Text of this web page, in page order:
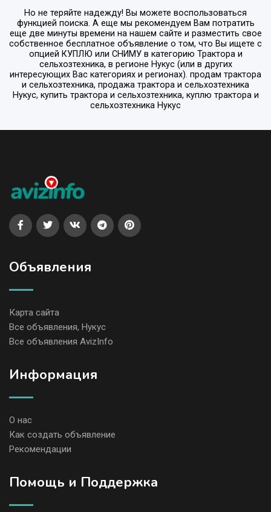
Но не теряйте надежду! Вы можете воспользоваться
функцией поиска. А еще мы рекомендуем Вам потратить
еще две минуты времени на нашем сайте и разместить свое
собственное бесплатное объявление о том, что Вы ищете с
опцией КУПЛЮ или СНИМУв категорию Трактора и
сельхозтехника, в регионе Нукус(или в других
интересующих Вас категориях и регионах). продам трактора
и сельхозтехника, продажа трактора и сельхозтехника
Нукус, купить трактора и сельхозтехника, куплю трактора и
сельхозтехника Нукус
Объявления
Карта сайта
Все объявления, Нукус
Все объявления AvizInfo
Информация
О нас
Как создать объявление
Рекомендации
Помощь и Поддержка